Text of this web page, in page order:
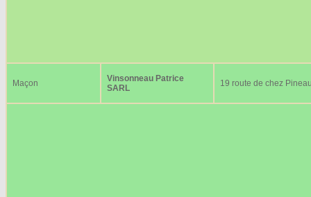
Maçon
Vinsonneau Patrice
SARL
19 route de chez